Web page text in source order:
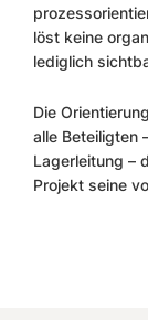
löst keine
lediglich
Die
alle Beteiligten
Lagerleitung –
Projekt seine